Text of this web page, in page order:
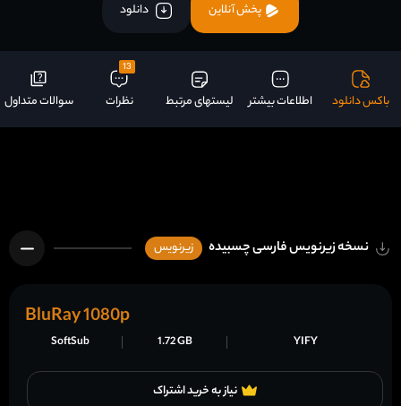
پخش آنلاین دانلود
باکس دانلود اطلاعات بیشتر لیستهای مرتبط
13
نظرات سوالات متداول
نسخه زیرنویس فارسی چسبیده زیرنویس
نیاز به خرید اشتراک
YIFY
1.72 GB
SoftSub
BluRay 1080p